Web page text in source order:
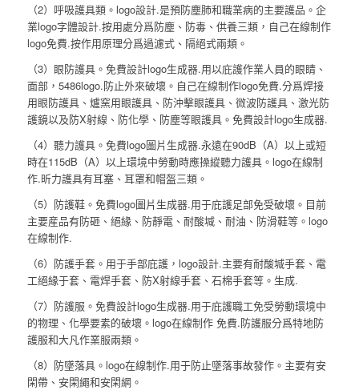
（2）呼吸護具類。logo設計.是預防塵肺和職業病的主要護品。企
業logo字體設計.按用處分爲防塵、防毒、供養三類，自己在線制作
logo免費.按作用原理分爲過濾式、隔絕式兩類。
（3）眼防護具。免費設計logo生成器.用以庇護作業人員的眼睛、
面部，5486logo.防止外來破壞。自己在線制作logo免費.分爲焊接
用眼防護具、爐窯用眼護具、防沖擊眼護具、微波防護具、激光防
護鏡以及防X射線、防化學、防塵等眼護具。免費設計logo生成器.
（4）聽力護具。免費logo圖片生成器.永遠在90dB（A）以上或短
時在115dB（A）以上環境中勞動時應操縱聽力護具。logo在線制
作.昕力護具有耳塞、耳罩和帽盔三類。
（5）防護鞋。免費logo圖片生成器.用于庇護足部免受破壞。目前
主要産品有防砸、絕緣、防靜電、耐酸堿、耐油、防滑鞋等。logo
在線制作.
（6）防護手套。用于手部庇護，logo設計.主要有耐酸堿手套、電
工絕緣于套、電焊手套、防X射線手套、石棉手套等。生成.
（7）防護服。免費設計logo生成器.用于庇護職工免受勞動環境中
的物理、化學要素的破壞。logo在線制作 免費.防護服分爲特地防
護服和大凡作業服兩類。
（8）防墜落具。logo在線制作.用于防止墜落事故發作。主要有安
閑帶、安閑繩和安閑網。